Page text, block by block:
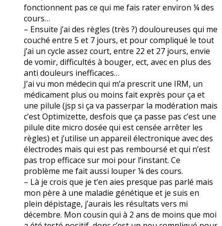
fonctionnent pas ce qui me fais rater environ ¼ des
cours…
– Ensuite j’ai des règles (très ?) douloureuses qui me
couché entre 5 et 7 jours, et pour compliqué le tout
j’ai un cycle assez court, entre 22 et 27 jours, envie
de vomir, difficultés à bouger, ect, avec en plus des
anti douleurs inefficaces…
J’ai vu mon médecin qui m’a prescrit une IRM, un
médicament plus ou moins fait exprès pour ça et
une pilule (jsp si ça va passerpar la modération mais
c’est Optimizette, desfois que ça passe pas c’est une
pilule dite micro dosée qui est censée arrêter les
règles) et j’utilise un appareil électronique avec des
électrodes mais qui est pas remboursé et qui n’est
pas trop efficace sur moi pour l’instant. Ce
problème me fait aussi louper ¼ des cours.
– Là je crois que je t’en aies presque pas parlé mais
mon père à une maladie génétique et je suis en
plein dépistage, j’aurais les résultats vers mi
décembre. Mon cousin qui à 2 ans de moins que moi